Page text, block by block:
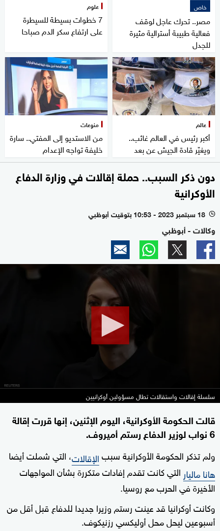
خاص
مصر.. تحرك عاجل لوقف
فعالية طبيبة أسترالية مثيرة
للجدل
علوم
7 خطوات بسيطة للسيطرة
على ارتفاع سكر الدم صباحا
عالم
أكبر رئيس في العالم غائب..
ويغيّر قادة الجيش عن بعد
منوعات
من الاستديو إلى المفتي.. سارة
خليفة تواجه الإعدام
دون ذكر السبب.. حملة إقالات في وزارة الدفاع
الأوكرانية
l 18 سبتمبر 2023 - 10:53 بتوقيت أبوظبي
وكالات - أبوظبي
سلسلة إقالات واستقالات تطال مسؤولين أوكرانيين
قالت الحكومة الأوكرانية، اليوم الإثنين، إنها قررت إقالة
6 نواب لوزير الدفاع رستم أميروف.
ولم تذكر الحكومة الأوكرانية سببالإقالات، التي شملت أيضا
هانا ماليار التي كانت تقدم إفادات متكررة بشأن المواجهات
الأخيرة في الحرب مع روسيا.
وكانت أوكرانيا قد عينت رستم وزيرا جديدا للدفاع قبل أقل من
أسبوعين ليحل محل أوليكسي رزنيكوف.